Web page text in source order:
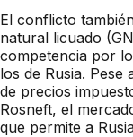
El conflicto
natural licuado
competencia por
los de Rusia. Pese
de precios
Rosneft, el
que permite a